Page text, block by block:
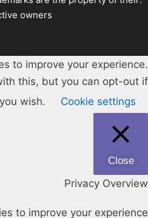
owners
to improve your experience.
this, but you can opt-out if
you wish.
Cookie settings
Close
Privacy Overview
to improve your experience